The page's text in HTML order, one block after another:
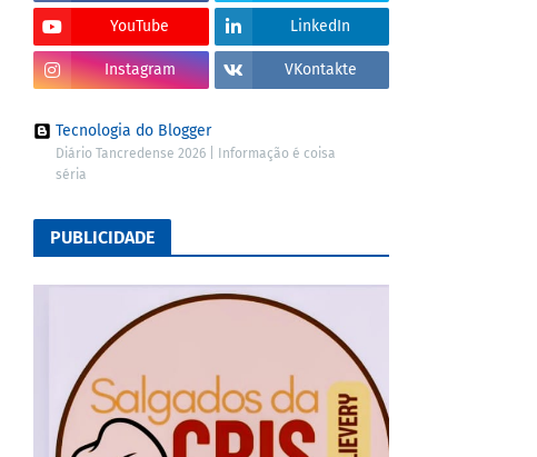
YouTube LinkedIn
Instagram VKontakte
Tecnologia do Blogger
Diário Tancredense 2026 | Informação é coisa
séria
PUBLICIDADE